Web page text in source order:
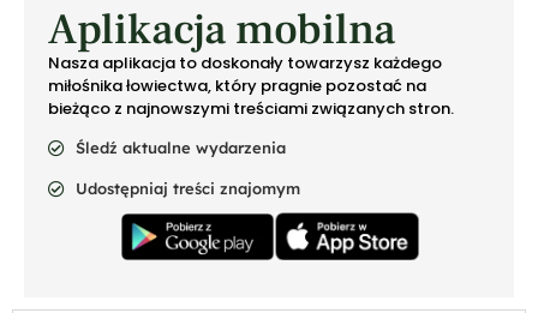
Aplikacja mobilna
Nasza aplikacja to doskonały towarzysz każdego
miłośnika łowiectwa, który pragnie pozostać na
bieżąco z najnowszymi treściami związanych stron.
Śledź aktualne wydarzenia
Udostępniaj treści znajomym